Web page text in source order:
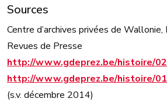
Sources
Centre d’archives privées de
Revues de Presse
http://www.gdeprez.be/histoire/
http://www.gdeprez.be/histoire/
(s.v. décembre 2014)